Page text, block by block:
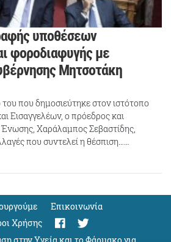
υποθέσεων
φοροδιαφυγής με
Μητσοτάκη
που δημοσιεύτηκε στον ιστότοπο
Εισαγγελέων, ο πρόεδρος και
Χαράλαμπος Σεβαστίδης,
που συντελεί η θέσπιση……
Eπικοινωνία
Χρήσης